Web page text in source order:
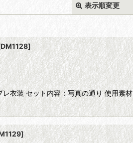
表示順変更
絞り込む
DM1128]
装 セット内容：写真の通り 使用素
]